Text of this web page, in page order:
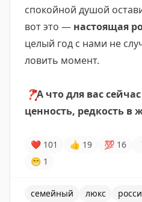
спокойной душой
вот это — настоящая
целый год с нами не
ловить момент.
❓А что для вас
ценность, редкость в
❤ 101 👍 19 💯 16
😁 1
семейный люкс